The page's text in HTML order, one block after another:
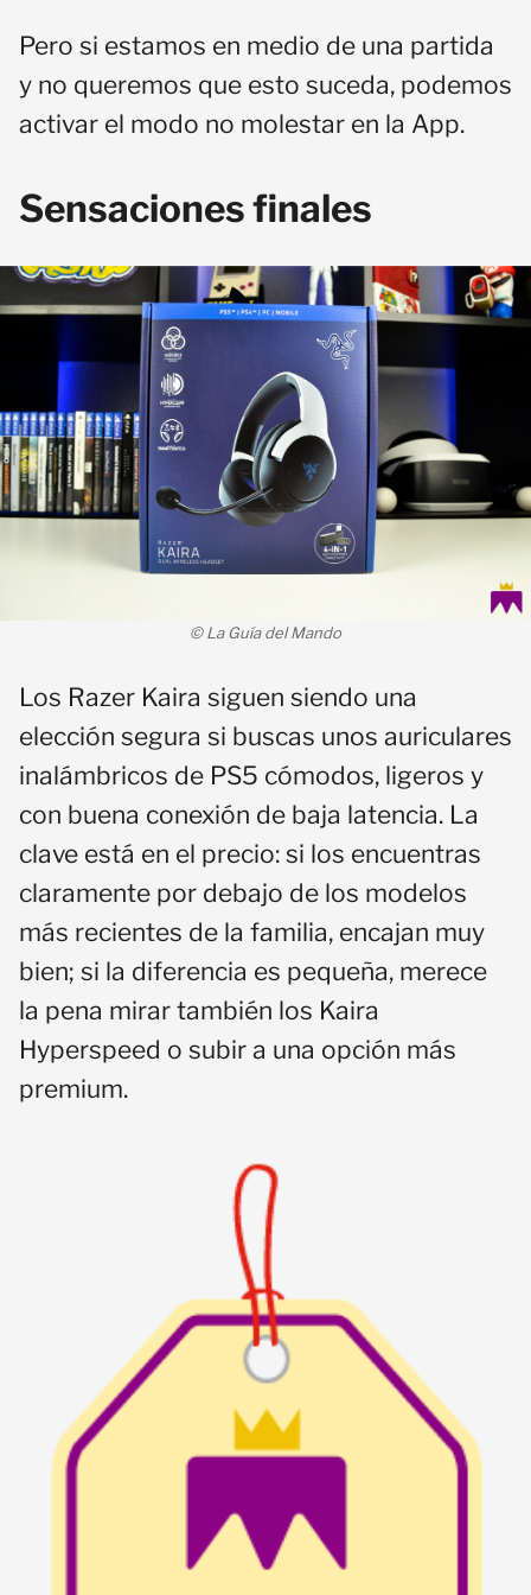
Pero si estamos en medio de una partida
y no queremos que esto suceda, podemos
activar el modo no molestar en la App.
Sensaciones finales
© La Guía del Mando
Los Razer Kaira siguen siendo una
elección segura si buscas unos auriculares
inalámbricos de PS5 cómodos, ligeros y
con buena conexión de baja latencia. La
clave está en el precio: si los encuentras
claramente por debajo de los modelos
más recientes de la familia, encajan muy
bien; si la diferencia es pequeña, merece
la pena mirar también los Kaira
Hyperspeed o subir a una opción más
premium.